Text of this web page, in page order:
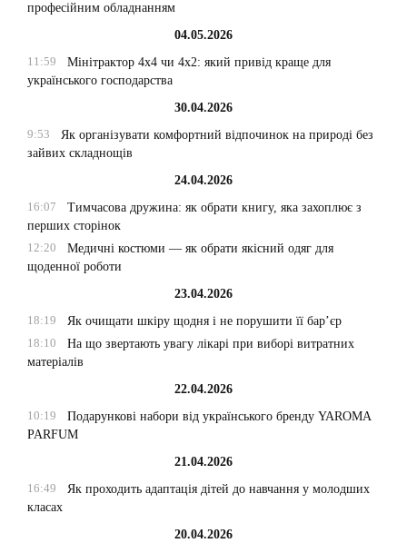
професійним обладнанням
04.05.2026
11:59
Мінітрактор 4х4 чи 4х2: який привід краще для
українського господарства
30.04.2026
9:53
Як організувати комфортний відпочинок на природі без
зайвих складнощів
24.04.2026
16:07
Тимчасова дружина: як обрати книгу, яка захоплює з
перших сторінок
12:20
Медичні костюми — як обрати якісний одяг для
щоденної роботи
23.04.2026
18:19
Як очищати шкіру щодня і не порушити її бар’єр
18:10
На що звертають увагу лікарі при виборі витратних
матеріалів
22.04.2026
10:19
Подарункові набори від українського бренду YAROMA
PARFUM
21.04.2026
16:49
Як проходить адаптація дітей до навчання у молодших
класах
20.04.2026